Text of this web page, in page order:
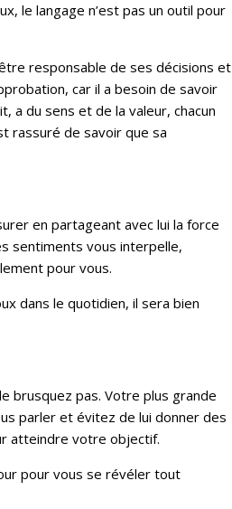
le langage n’est pas un outil pour
responsable de ses décisions et
car il a besoin de savoir
a du sens et de la valeur, chacun
rassuré de savoir que sa
en partageant avec lui la force
sentiments vous interpelle,
pour vous.
dans le quotidien, il sera bien
brusquez pas. Votre plus grande
parler et évitez de lui donner des
atteindre votre objectif.
pour vous se révéler tout